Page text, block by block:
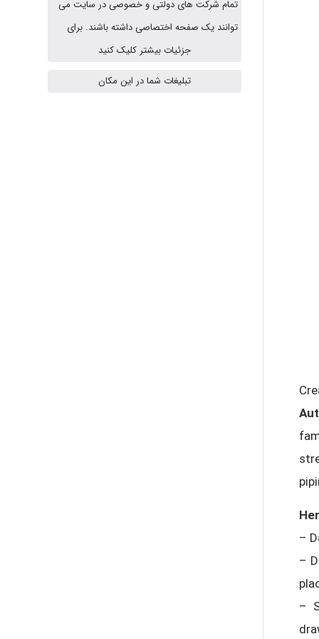
–
–
–
تمام شرکت های دولتی و خصوصی در سایت می
توانند یک صفحه اختصاصی داشته باشند. برای
جزئیات بیشتر کلیک کنید
تبلیغات شما در این مکان